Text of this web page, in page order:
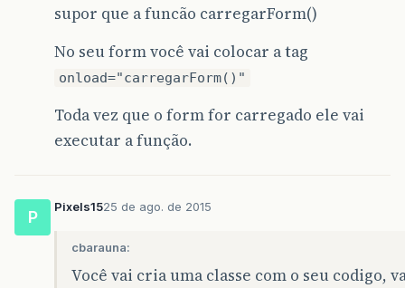
supor que a funcão carregarForm()
No seu form você vai colocar a tag
onload="carregarForm()"
Toda vez que o form for carregado ele vai
executar a função.
P
Pixels1525 de ago. de 2015
cbarauna:
Você vai cria uma classe com o seu codigo,